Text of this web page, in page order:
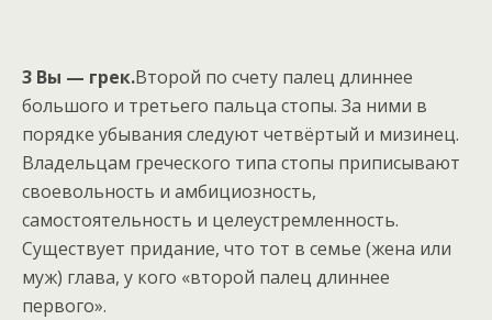
3 Вы — грек.Второй по счету палец длиннее
большого и третьего пальца стопы. За ними в
порядке убывания следуют четвёртый и мизинец.
Владельцам греческого типа стопы приписывают
своевольность и амбициозность,
самостоятельность и целеустремленность.
Существует придание, что тот в семье (жена или
муж) глава, у кого «второй палец длиннее
первого».